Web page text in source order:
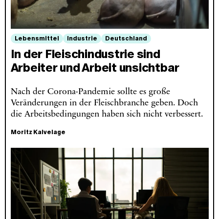
Lebensmittel Industrie Deutschland
In der Fleischindustrie sind
Arbeiter und Arbeit unsichtbar
Nach der Corona-Pandemie sollte es große
Veränderungen in der Fleischbranche geben. Doch
die Arbeitsbedingungen haben sich nicht verbessert.
Moritz Kalvelage